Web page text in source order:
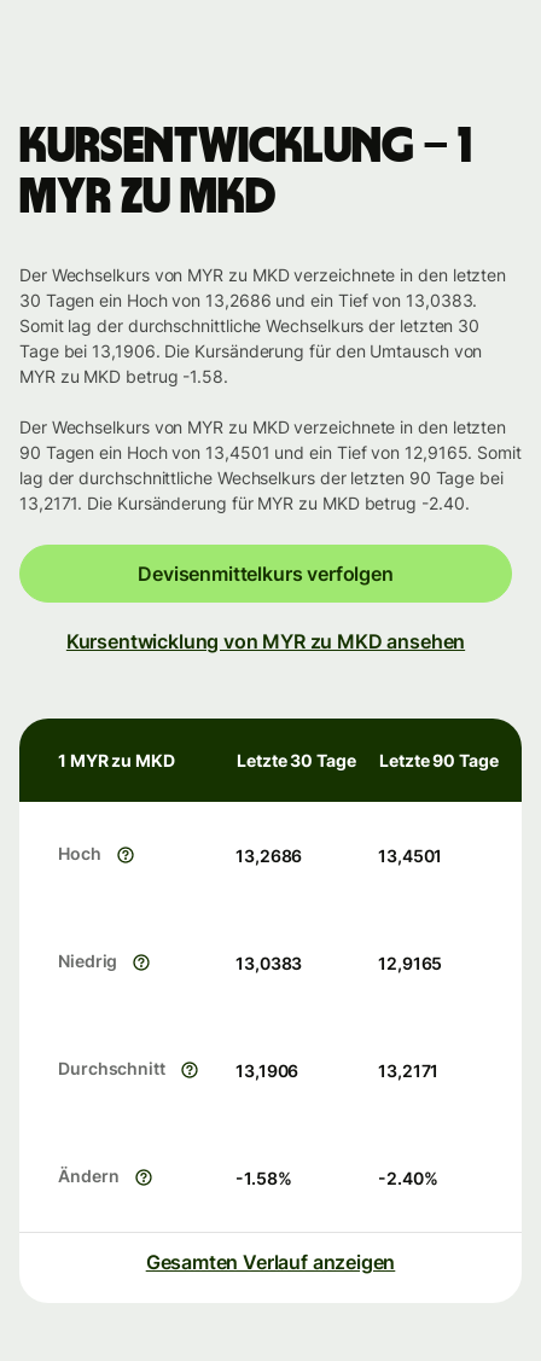
Kursentwicklung – 1
MYR zu MKD
Der Wechselkurs von MYR zu MKD verzeichnete in den letzten
30 Tagen ein Hoch von 13,2686 und ein Tief von 13,0383.
Somit lag der durchschnittliche Wechselkurs der letzten 30
Tage bei 13,1906. Die Kursänderung für den Umtausch von
MYR zu MKD betrug -1.58.
Der Wechselkurs von MYR zu MKD verzeichnete in den letzten
90 Tagen ein Hoch von 13,4501 und ein Tief von 12,9165. Somit
lag der durchschnittliche Wechselkurs der letzten 90 Tage bei
13,2171. Die Kursänderung für MYR zu MKD betrug -2.40.
Devisenmittelkurs verfolgen
Kursentwicklung von MYR zu MKD ansehen
1 MYR zu MKD Letzte 30 Tage Letzte 90 Tage
Hoch 13,2686 13,4501
Niedrig 13,0383 12,9165
Durchschnitt 13,1906 13,2171
Ändern -1.58% -2.40%
Gesamten Verlauf anzeigen